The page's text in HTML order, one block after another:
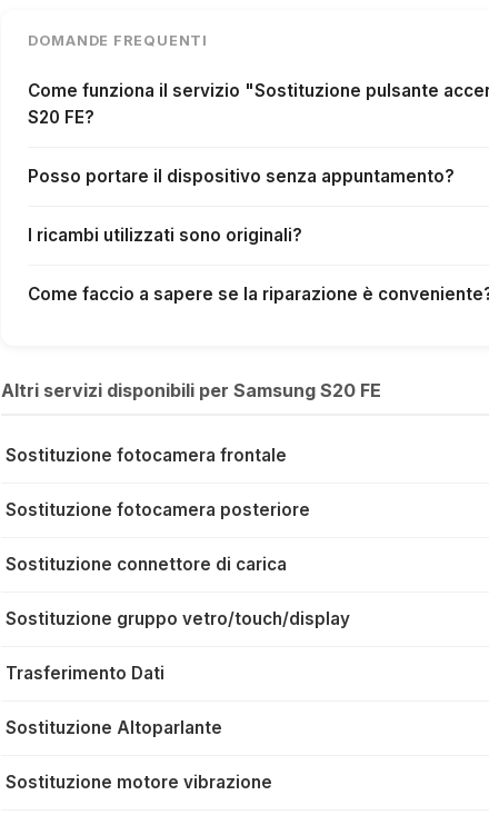
DOMANDE FREQUENTI
Come funziona il servizio "Sostituzione pulsante
S20 FE?
Posso portare il dispositivo senza appuntamento?
I ricambi utilizzati sono originali?
Come faccio a sapere se la riparazione è
Altri servizi disponibili per Samsung S20 FE
Sostituzione fotocamera frontale
Sostituzione fotocamera posteriore
Sostituzione connettore di carica
Sostituzione gruppo vetro/touch/display
Trasferimento Dati
Sostituzione Altoparlante
Sostituzione motore vibrazione